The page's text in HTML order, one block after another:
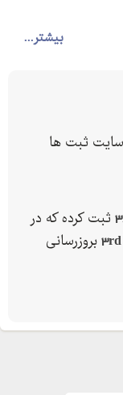
بیشتر...
ثبت ها
ثبت کرده که در
بروزرسانی